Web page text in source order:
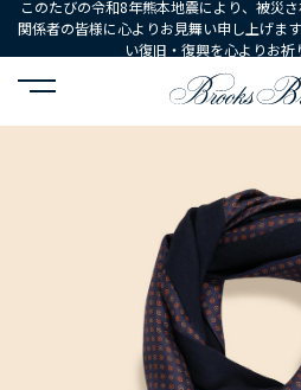
このたびの令和8年熊本地震により、被災
関係者の皆様に心よりお見舞い申し上げま
い復旧・復興を心よりお祈
HOME シューズ・アクセサリ